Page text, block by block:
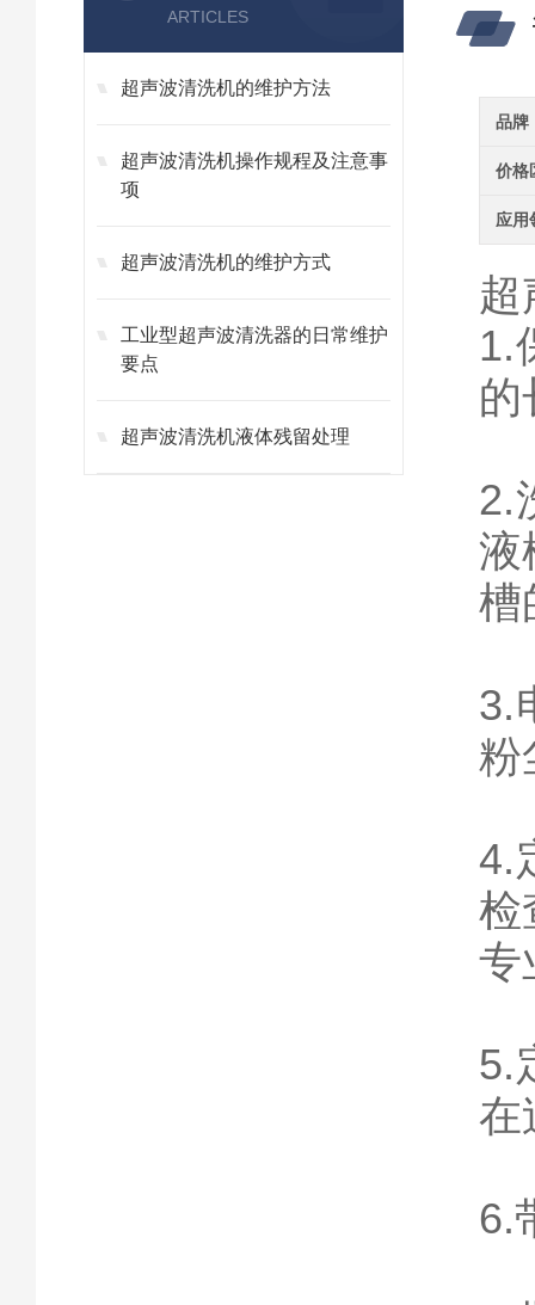
ARTICLES
超声波清洗机的维护方法
超声波清洗机操作规程及注意事
项
超声波清洗机的维护方式
工业型超声波清洗器的日常维护
要点
超声波清洗机液体残留处理
品牌
价格
应用
超
1.
的
2.
液
槽
3.
粉
4.
检
专
5.
在
6.